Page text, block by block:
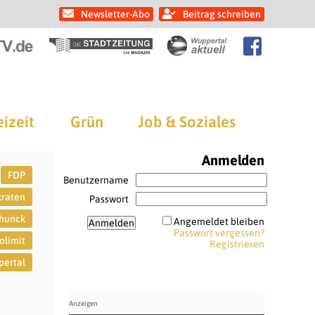
Newsletter-Abo Beitrag schreiben
Grün Job & Soziales
FDP
Anmelden
Benutzername
Passwort
Angemeldet bleiben
Passwort vergessen?
Registrieren